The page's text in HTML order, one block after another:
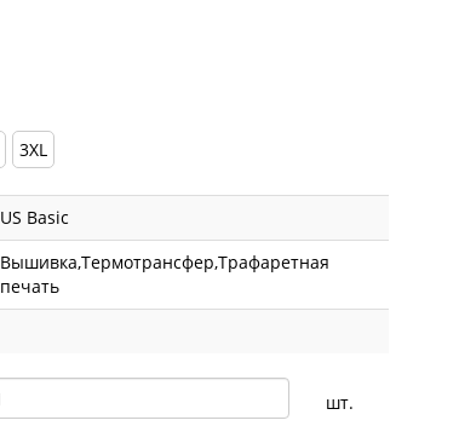
3XL
US Basic
Вышивка,Термотрансфер,Трафаретная
печать
шт.